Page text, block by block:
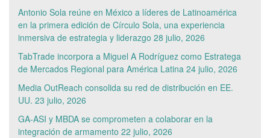
Antonio Sola reúne en México a líderes de Latinoamérica
en la primera edición de Círculo Sola, una experiencia
inmersiva de estrategia y liderazgo 28 julio, 2026
TabTrade incorpora a Miguel A Rodríguez como Estratega
de Mercados Regional para América Latina 24 julio, 2026
Media OutReach consolida su red de distribución en EE.
UU. 23 julio, 2026
GA-ASI y MBDA se comprometen a colaborar en la
integración de armamento 22 julio, 2026